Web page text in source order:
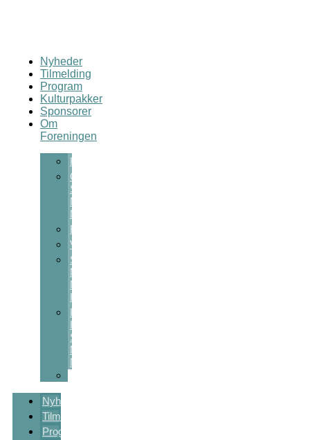
Nyheder
Tilmelding
Program
Kulturpakker
Sponsorer
Om
Foreningen
Kontakt
Om
Sct
Michaels
Nat
Bestyrelsen
Vedtægter
Sct
Michaels
Nats
Kulturpris
Kulturstøtte
Fra
Sct
Michaels
Nat
Nyheder
Tilmelding
Program